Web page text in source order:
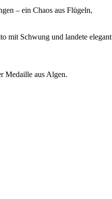
– ein Chaos aus Flügeln,
mit Schwung und landete elegant
Medaille aus Algen.